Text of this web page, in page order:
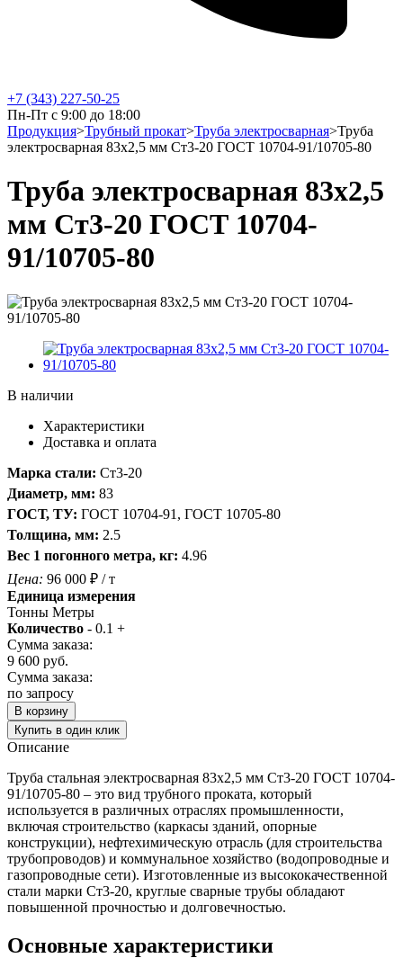
+7 (343) 227-50-25
Пн-Пт с 9:00 до 18:00
Продукция>Трубный прокат>Труба электросварная>Труба
электросварная 83х2,5 мм Ст3-20 ГОСТ 10704-91/10705-80
Труба электросварная 83х2,5
мм Ст3-20 ГОСТ 10704-
91/10705-80
В наличии
Характеристики
Доставка и оплата
Марка стали: Ст3-20
Диаметр, мм: 83
ГОСТ, ТУ: ГОСТ 10704-91, ГОСТ 10705-80
Толщина, мм: 2.5
Вес 1 погонного метра, кг: 4.96
Цена: 96 000 ₽ / т
Единица измерения
Тонны Метры
Количество - 0.1 +
Сумма заказа:
9 600 руб.
Сумма заказа:
по запросу
В корзину
Купить в один клик
Описание
Труба стальная электросварная 83х2,5 мм Ст3-20 ГОСТ 10704-
91/10705-80 – это вид трубного проката, который
используется в различных отраслях промышленности,
включая строительство (каркасы зданий, опорные
конструкции), нефтехимическую отрасль (для строительства
трубопроводов) и коммунальное хозяйство (водопроводные и
газопроводные сети). Изготовленные из высококачественной
стали марки Ст3-20, круглые сварные трубы обладают
повышенной прочностью и долговечностью.
Основные характеристики